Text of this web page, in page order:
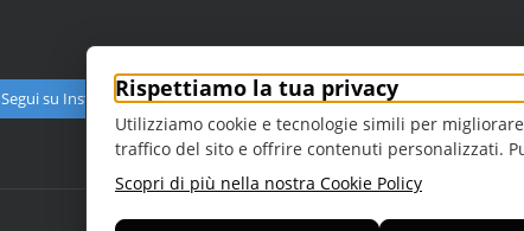
Segui su InstagramRispettiamo la tua privacy
Utilizziamo cookie e tecnologie simili per
traffico del sito e offrire contenuti personalizzati.
Scopri di più nella nostra Cookie Policy